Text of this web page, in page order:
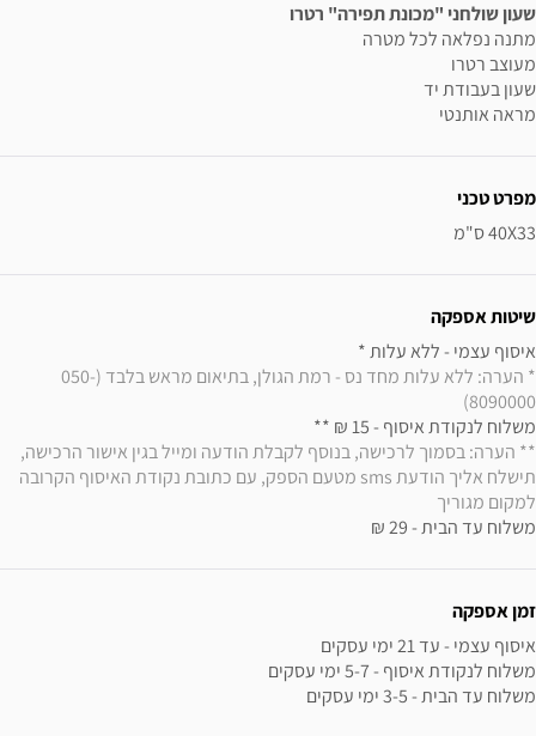
שעון שולחני "מכונת תפירה" רטרו
מתנה נפלאה לכל מטרה
מעוצב רטרו
שעון בעבודת יד
מראה אותנטי
מפרט טכני
40X33 ס"מ
שיטות אספקה
איסוף עצמי - ללא עלות *
* הערה: ללא עלות מחד נס - רמת הגולן, בתיאום מראש בלבד (050-
8090000)
משלוח לנקודת איסוף - 15 ₪ **
למקום מגוריך
משלוח עד הבית - 29 ₪
זמן אספקה
משלוח עד הבית - 3-5 ימי עסקים